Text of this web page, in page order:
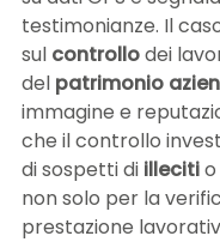
testimonianze. Il
sul controllodei
del patrimonio
immagine e
che il controllo
di sospetti di illecitio
non solo per la
prestazione